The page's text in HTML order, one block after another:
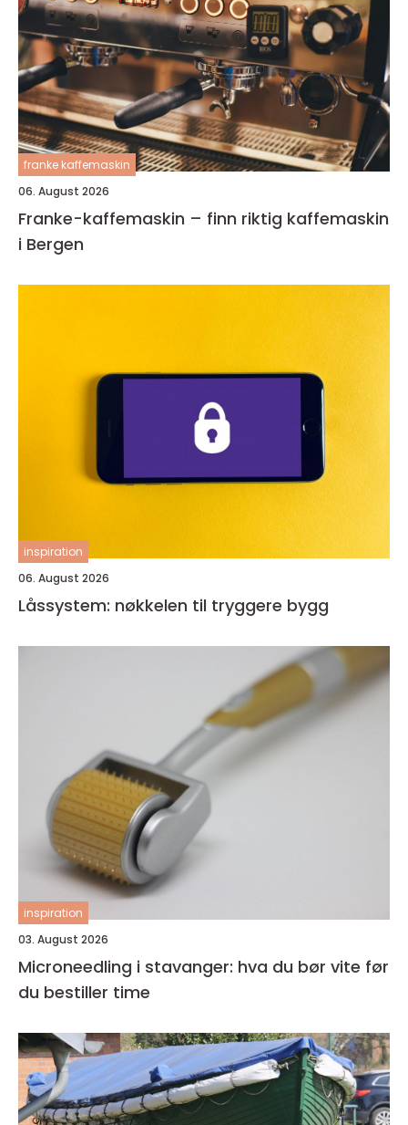
franke kaffemaskin
06. August 2026
Franke-kaffemaskin – finn riktig kaffemaskin
i Bergen
inspiration
06. August 2026
Låssystem: nøkkelen til tryggere bygg
inspiration
03. August 2026
Microneedling i stavanger: hva du bør vite før
du bestiller time